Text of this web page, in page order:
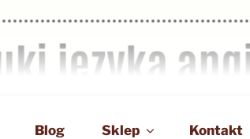
Blog Sklep Kontakt